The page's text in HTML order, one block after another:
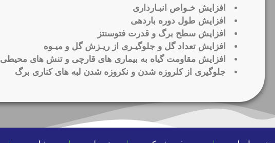
افزایش خـواص انبـارداری
افزایش طول دوره باردهی
افزایش سطح برگ و قدرت فتوسنتز
افزایش تعداد گل و جلوگیـری از ریـزش گل و میـوه
افزایش مقاومت گیاه به بیماری های قارچی و تنش های محیطی
جلوگیری از کلروزه شدن و نکروزه شدن لبه های کناری برگ